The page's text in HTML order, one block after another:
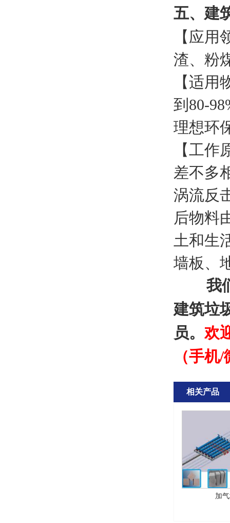
五、建
【应
渣、粉
【适
到80-
理想环
【工
差不多
涡流反
后物料
土和生
墙板、
我们
建筑垃
员。 欢
（手机
相关产品
加